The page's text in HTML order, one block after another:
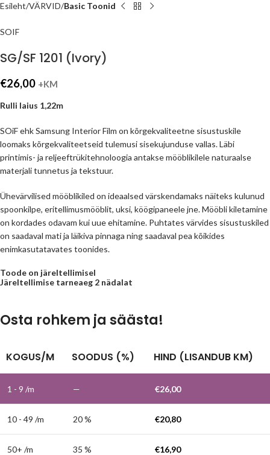
Esileht VÄRVID Basic Toonid
SOIF
SG/SF 1201 (Ivory)
€26,00 +KM
Rulli laius 1,22m
SOiF ehk Samsung Interior Film on kõrgekvaliteetne sisustuskile
loomaks kõrgekvaliteetseid tulemusi sisekujunduse vallas. Läbi
printimis- ja reljeeftrükitehnoloogia antakse mööblikilele naturaalse
materjali tunnetus ja tekstuur.
Ühevärvilised mööblikiled on ideaalsed värskendamaks näiteks kulunud
spoonkilpe, eritellimusmööblit, uksi, köögipaneele jne. Mööbli kiletamine
on kordades odavam kui uue ehitamine. Puhtates värvides sisustuskiled
on saadaval mati ja läikiva pinnaga ning saadaval pea kõikides
enimkasutatavates toonides.
Toode on järeltellimisel
Järeltellimise tarneaeg 2 nädalat
Osta rohkem ja säästa!
KOGUS/M SOODUS (%) HIND (LISANDUB KM)
1 - 9 /m — €26,00
10 - 49 /m 20 % €20,80
50+ /m 35 % €16,90